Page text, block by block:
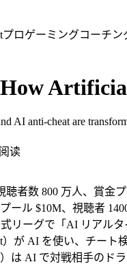
プロゲーミングコーチン
AI anti-cheat are
阅读
聴者数 800 万人、賞金
ール $10M、視聴者
式リーグで「AI リアル
）が AI を使い、チート
は AI で対戦相手のド